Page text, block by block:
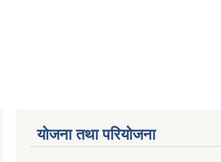
योजना तथा परियोजना